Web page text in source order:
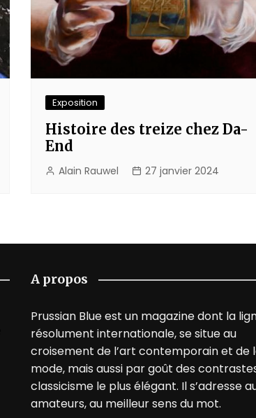
Exposition
Histoire des treize chez Da-
End
Alain Rauwel 27 janvier 2024
A propos
Prussian Blue est un magazine dont la
résolument internationale, se situe au
croisement de l’art contemporain et de
mode, mais aussi par goût des
classicisme le plus élégant. Il s’adresse
amateurs, au meilleur sens du mot.